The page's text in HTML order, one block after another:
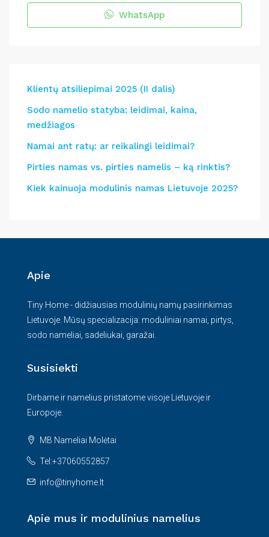
WhatsApp
Klientų atsiliepimai 2025 (II dalis)
Sodo namelio statyba: leidimai, kaina,
medžiagos
Namai ant ratų: ar reikalingi leidimai?
Pirties namas vs. pirties namelis – ką rinktis?
Kiek kainuoja modulinis namas Lietuvoje 2025?
Apie
Tiny Home - didžiausias modulinių namų pasirinkimas
Lietuvoje. Mūsų specializacija: moduliniai namai, pirtys,
sodo nameliai, sadeliukai, garažai.
Susisiekti
Dirbame ir namelius pristatome visoje Lietuvoje ir
Europoje.
MB Nameliai Molėtai
Tel:+37060552857
info@tinyhome.lt
Apie mus ir modulinius namelius